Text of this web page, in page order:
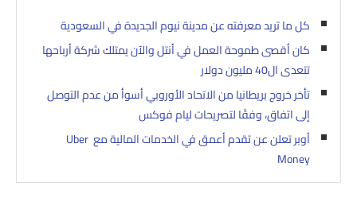
كل ما تريد معرفته عن مدينة نيوم الجديدة في السعودية
كان أقصى طموحة العمل في أنتل والآن يمتلك شركة أرباحها
تتعدى ال40 مليون دولار
تأخر خروج بريطانيا من الاتحاد الأوروبي أسوأ من عدم التوصل
إلى اتفاق، وفقًا لتصريحات ليام فوكس
أوبر تعلن عن تقدم أعمق في الخدمات المالية مع Uber
Money